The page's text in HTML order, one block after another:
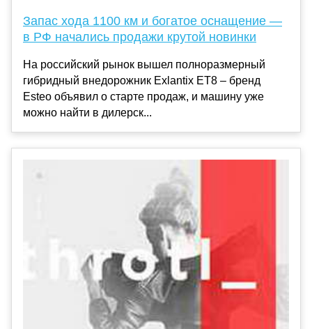
Запас хода 1100 км и богатое оснащение —
в РФ начались продажи крутой новинки
На российский рынок вышел полноразмерный
гибридный внедорожник Exlantix ET8 – бренд
Esteo объявил о старте продаж, и машину уже
можно найти в дилерск...